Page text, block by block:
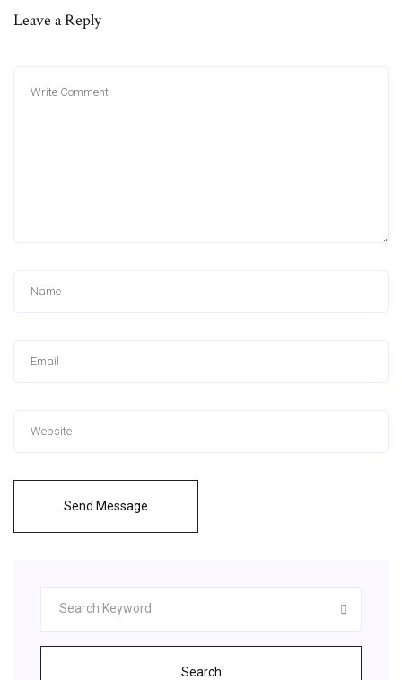
Leave a Reply
Send Message
Search